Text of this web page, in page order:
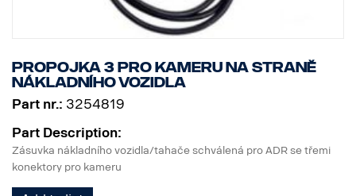
Propojka 3 pro kameru na straně
nákladního vozidla
Part nr.: 3254819
Part Description:
Zásuvka nákladního vozidla/tahače schválená pro ADR se třemi
konektory pro kameru